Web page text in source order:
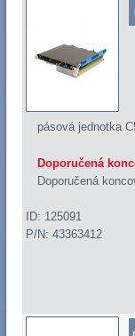
pásová jednotka
Doporučená
Doporučená
ID: 125091
P/N: 43363412